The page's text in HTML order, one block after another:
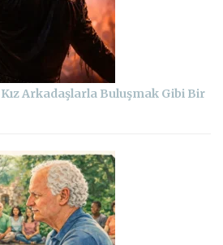
Arkadaşlarla Buluşmak Gibi Bir